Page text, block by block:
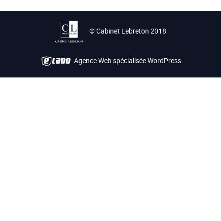
© Cabinet Lebreton 2018
Agence Web spécialisée WordPress